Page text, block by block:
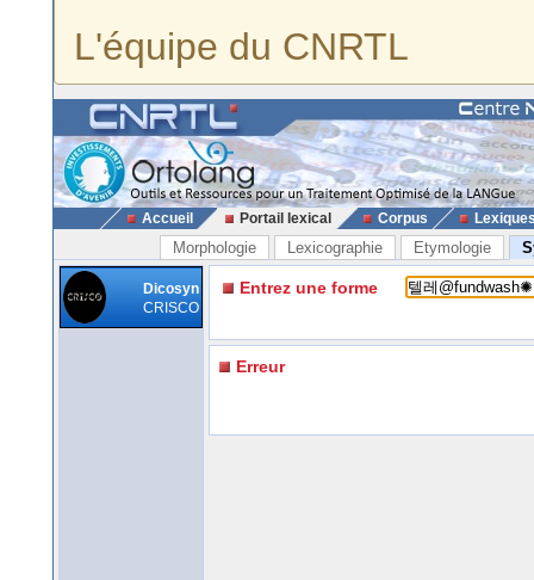
L'équipe du CNRTL
Accueil Portail lexical Corpus
Morphologie Lexicographie Etymologie
Dicosyn
CRISCO
Entrez une forme
Erreur